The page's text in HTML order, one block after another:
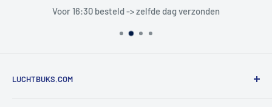
Voor 16:30 besteld -> zelfde dag verzonden
LUCHTBUKS.COM